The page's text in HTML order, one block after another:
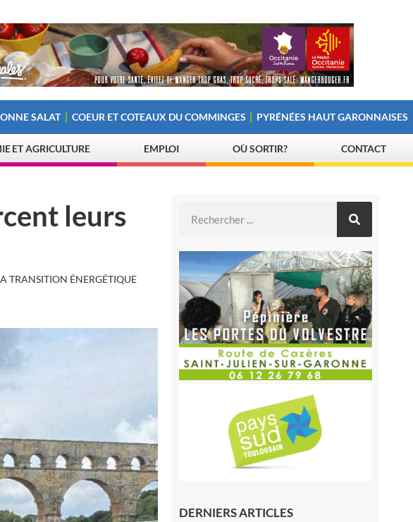
SALAT COEUR ET COTEAUX DU COMMINGES PYRÉNÉES HAUT GARONNAISES
ET AGRICULTURE EMPLOI OÙ SORTIR? CONTACT
leurs
TRANSITION ÉNERGÉTIQUE
DERNIERS ARTICLES